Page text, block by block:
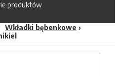
produktów
Wkładki bębenkowe